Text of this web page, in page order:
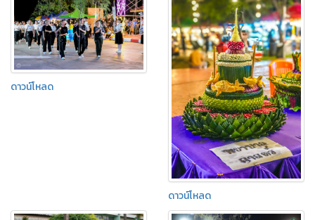
ดาวน์โหลด
ดาวน์โหลด